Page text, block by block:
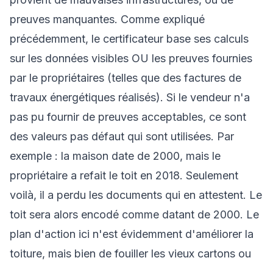
preuves manquantes. Comme expliqué
précédemment, le certificateur base ses calculs
sur les données visibles OU les preuves fournies
par le propriétaires (telles que des factures de
travaux énergétiques réalisés). Si le vendeur n'a
pas pu fournir de preuves acceptables, ce sont
des valeurs pas défaut qui sont utilisées. Par
exemple : la maison date de 2000, mais le
propriétaire a refait le toit en 2018. Seulement
voilà, il a perdu les documents qui en attestent. Le
toit sera alors encodé comme datant de 2000. Le
plan d'action ici n'est évidemment d'améliorer la
toiture, mais bien de fouiller les vieux cartons ou